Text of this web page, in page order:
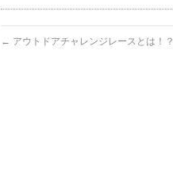
← アウトドアチャレンジレースとは！？